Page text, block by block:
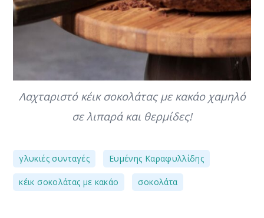
Λαχταριστό κέικ σοκολάτας με κακάο χαμηλό
σε λιπαρά και θερμίδες!
γλυκιές συνταγές Ευμένης Καραφυλλίδης
κέικ σοκολάτας με κακάο σοκολάτα